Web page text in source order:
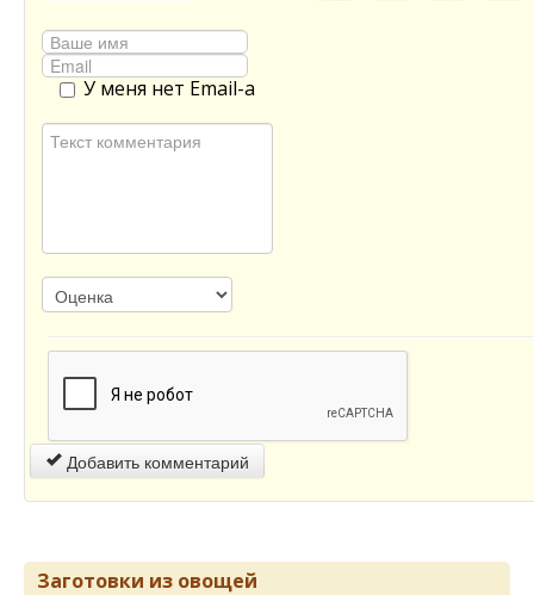
У меня нет Email-а
Добавить комментарий
Заготовки из овощей